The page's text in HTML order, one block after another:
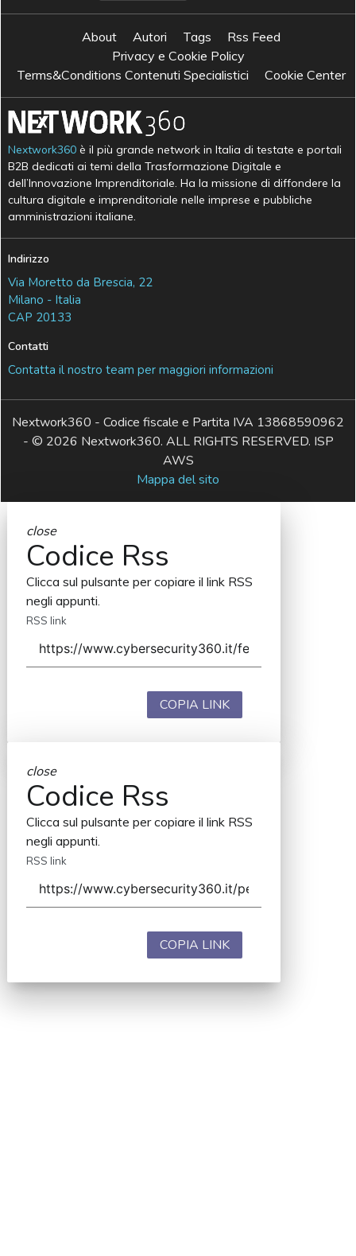
About Autori Tags
Rss Feed
Privacy e Cookie Policy
Terms&Conditions Contenuti Specialistici
Cookie Center
Nextwork360 è il più grande network in Italia di testate e portali
B2B dedicati ai temi della Trasformazione Digitale e
dell’Innovazione Imprenditoriale. Ha la missione di diffondere la
cultura digitale e imprenditoriale nelle imprese e pubbliche
amministrazioni italiane.
Indirizzo
Via Moretto da Brescia, 22
Milano - Italia
CAP 20133
Contatti
Contatta il nostro team per maggiori informazioni
Nextwork360 - Codice fiscale e Partita IVA 13868590962
- © 2026 Nextwork360. ALL RIGHTS RESERVED. ISP
AWS
Mappa del sito
close
Codice Rss
Clicca sul pulsante per copiare il link RSS
negli appunti.
RSS link
COPIA LINK
close
Codice Rss
Clicca sul pulsante per copiare il link RSS
negli appunti.
RSS link
COPIA LINK